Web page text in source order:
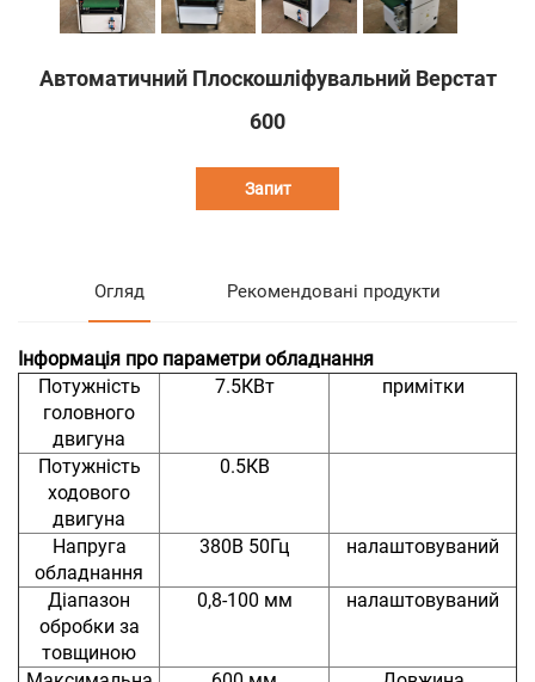
Автоматичний Плоскошліфувальний Верстат
600
Запит
Огляд Рекомендовані продукти
Інформація про параметри обладнання
Потужність
головного
двигуна
7.5КВт примітки
Потужність
ходового
двигуна
0.5КВ
Напруга
обладнання
380В 50Гц налаштовуваний
Діапазон
обробки за
товщиною
0,8-100 мм налаштовуваний